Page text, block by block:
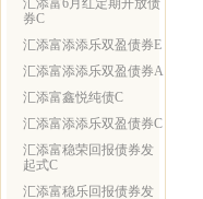
汇添富6月红定期开放债
券C
汇添富添添乐双盈债券E
汇添富添添乐双盈债券A
汇添富鑫悦纯债C
汇添富添添乐双盈债券C
汇添富稳荣回报债券发
起式C
汇添富稳乐回报债券发